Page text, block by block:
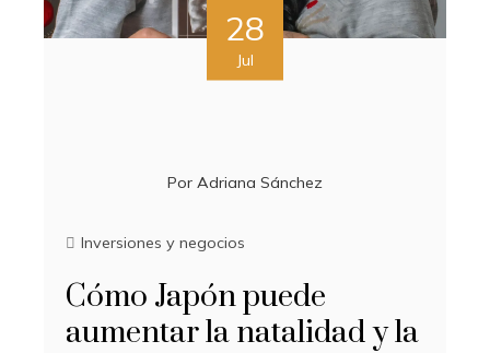
28
Jul
Por Adriana Sánchez
Inversiones y negocios
Cómo Japón puede
aumentar la natalidad y la